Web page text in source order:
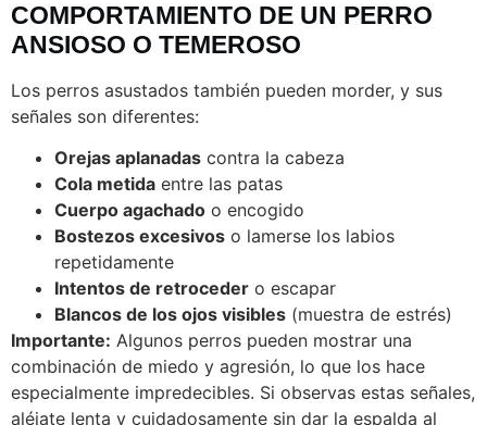
COMPORTAMIENTO DE UN PERRO
ANSIOSO O TEMEROSO
Los perros asustados también pueden morder, y sus
señales son diferentes:
Orejas aplanadas contra la cabeza
Cola metida entre las patas
Cuerpo agachado o encogido
Bostezos excesivos o lamerse los labios
repetidamente
Intentos de retroceder o escapar
Blancos de los ojos visibles (muestra de estrés)
Importante: Algunos perros pueden mostrar una
combinación de miedo y agresión, lo que los hace
especialmente impredecibles. Si observas estas señales,
aléjate lenta y cuidadosamente sin dar la espalda al